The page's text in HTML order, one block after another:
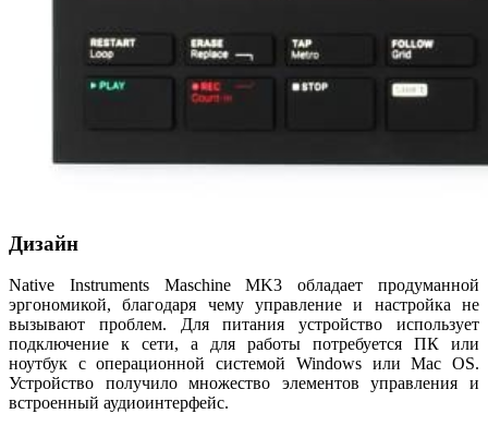
Дизайн
Native Instruments Maschine MK3 обладает продуманной
эргономикой, благодаря чему управление и настройка не
вызывают проблем. Для питания устройство использует
подключение к сети, а для работы потребуется ПК или
ноутбук с операционной системой Windows или Mac OS.
Устройство получило множество элементов управления и
встроенный аудиоинтерфейс.